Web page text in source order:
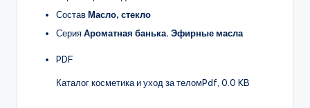
СоставМасло, стекло
СерияАроматная банька. Эфирные масла
PDF
Каталог косметика и уход за теломPdf, 0.0 KB